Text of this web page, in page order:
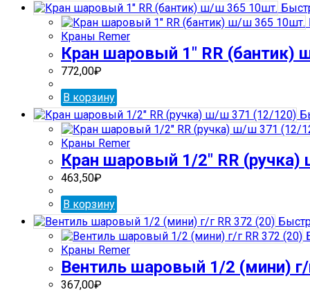
Краны Remer
Кран шаровый 1″ RR
772,00₽
В корзину
Краны Remer
Кран шаровый 1/2″ RR
463,50₽
В корзину
Краны Remer
Вентиль шаровый 1/2 (мини) г/
367,00₽